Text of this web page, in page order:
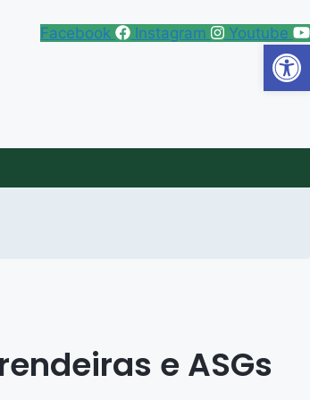
Facebook Instagram Youtube
e ASGs
Abrir